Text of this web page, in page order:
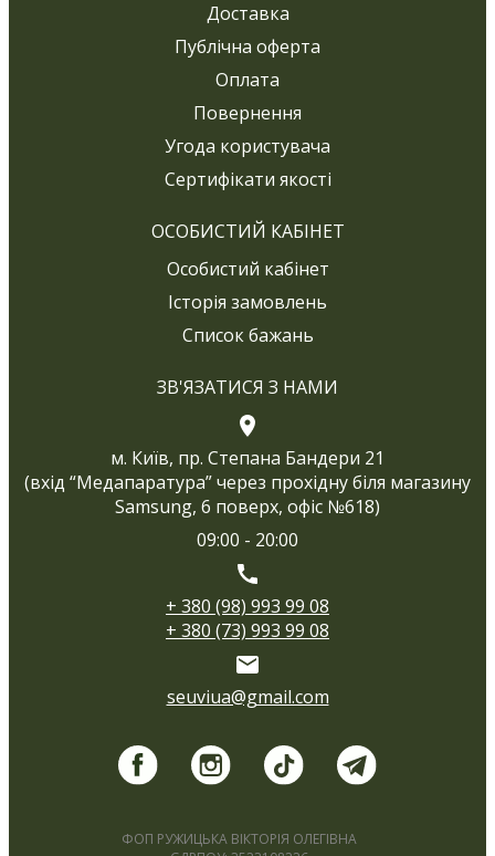
Доставка
Публічна оферта
Оплата
Повернення
Угода користувача
Сертифікати якості
ОСОБИСТИЙ КАБІНЕТ
Особистий кабінет
Історія замовлень
Список бажань
ЗВ'ЯЗАТИСЯ З НАМИ
м. Київ, пр. Степана Бандери 21
(вхід “Медапаратура” через прохідну біля магазину
Samsung, 6 поверх, офіс №618)
09:00 - 20:00
+ 380 (98) 993 99 08
+ 380 (73) 993 99 08
seuviua@gmail.com
ФОП РУЖИЦЬКА ВІКТОРІЯ ОЛЕГІВНА